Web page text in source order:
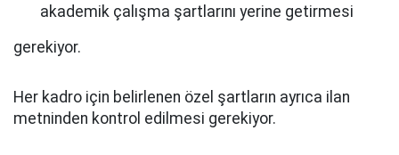
akademik çalışma şartlarını yerine getirmesi
gerekiyor.
Her kadro için belirlenen özel şartların ayrıca ilan
metninden kontrol edilmesi gerekiyor.